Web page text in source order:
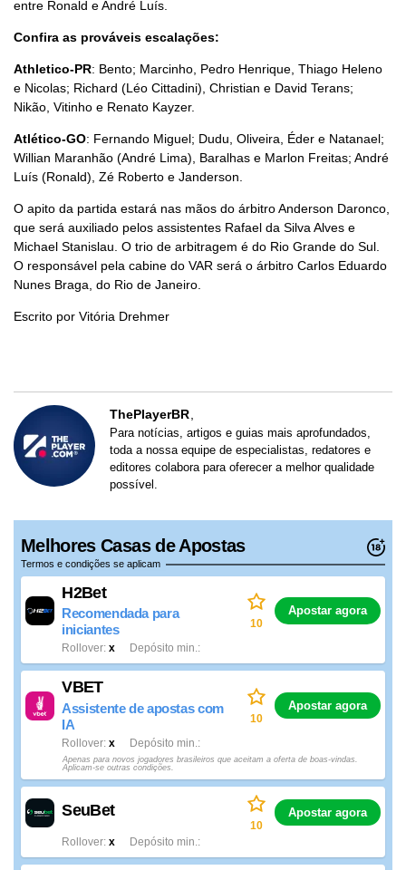
entre Ronald e André Luís.
Confira as prováveis escalações:
Athletico-PR: Bento; Marcinho, Pedro Henrique, Thiago Heleno
e Nicolas; Richard (Léo Cittadini), Christian e David Terans;
Nikão, Vitinho e Renato Kayzer.
Atlético-GO: Fernando Miguel; Dudu, Oliveira, Éder e Natanael;
Willian Maranhão (André Lima), Baralhas e Marlon Freitas; André
Luís (Ronald), Zé Roberto e Janderson.
O apito da partida estará nas mãos do árbitro Anderson Daronco,
que será auxiliado pelos assistentes Rafael da Silva Alves e
Michael Stanislau. O trio de arbitragem é do Rio Grande do Sul.
O responsável pela cabine do VAR será o árbitro Carlos Eduardo
Nunes Braga, do Rio de Janeiro.
Escrito por Vitória Drehmer
ThePlayerBR
Para notícias, artigos e guias mais aprofundados,
toda a nossa equipe de especialistas, redatores e
editores colabora para oferecer a melhor qualidade
possível.
Melhores Casas de Apostas
Termos e condições se aplicam
H2Bet
Recomendada para
iniciantes
x
Rollover Depósito min.
10
Apostar agora
VBET
Assistente de apostas com
IA
x
Rollover Depósito min.
10
Apostar agora
Apenas para novos jogadores brasileiros que aceitam a oferta de boas-vindas.
Aplicam-se outras condições.
SeuBet
x
Rollover Depósito min.
10
Apostar agora